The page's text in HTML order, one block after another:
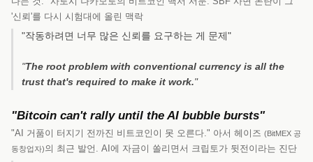
'신뢰'를 다시 시험대에 올린 맥락
"작동하려면 너무 많은 신뢰를 요구하는 게 문제"
"The root problem with conventional currency is all the
trust that's required to make it work."
"Bitcoin can't rally until the AI bubble bursts"
"AI 거품이 터지기 전까진 비트코인이 못 오른다." 아서 헤이즈 (BitMEX 공
동창업자)의 최근 발언. AI에 자금이 쏠리면서 크립토가 뒷전이라는 진단